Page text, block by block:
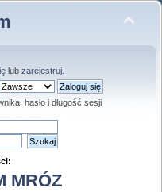
lub zarejestruj.
hasło i długość sesji
MRÓZ